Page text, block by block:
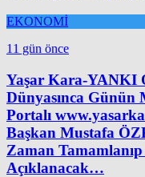
EKONOMİ
11 gün önce
Yaşar Kara-YANKI
Dünyasınca Günün
Portalı
Başkan Mustafa
Zaman
Açıklanacak…